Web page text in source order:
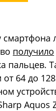
смартфона
получило
пальцев.
от 64 до
Aquos